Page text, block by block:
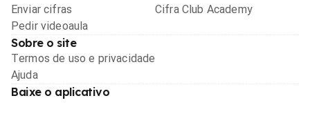
Enviar cifras
Pedir videoaula
Cifra Club Academy
Sobre o site
Termos de uso e privacidade
Ajuda
Baixe o aplicativo